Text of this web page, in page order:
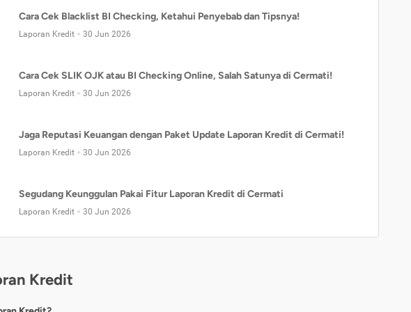
Cara Cek Blacklist BI Checking, Ketahui Penyebab dan Tipsnya!
Laporan Kredit 30 Jun 2026
Cara Cek SLIK OJK atau BI Checking Online, Salah Satunya di Cermati!
Laporan Kredit 30 Jun 2026
Jaga Reputasi Keuangan dengan Paket Update Laporan Kredit di Cermati!
Laporan Kredit 30 Jun 2026
Segudang Keunggulan Pakai Fitur Laporan Kredit di Cermati
Laporan Kredit 30 Jun 2026
Kredit